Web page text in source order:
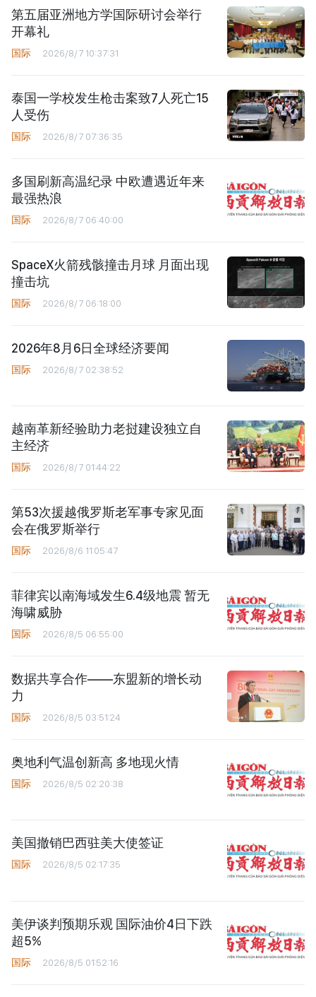
第五届亚洲地方学国际研讨会举行
开幕礼
国际 2026/8/7 10:37:31
泰国一学校发生枪击案致7人死亡15
人受伤
国际 2026/8/7 07:36:35
多国刷新高温纪录 中欧遭遇近年来
最强热浪
国际 2026/8/7 06:40:00
SpaceX火箭残骸撞击月球 月面出现
撞击坑
国际 2026/8/7 06:18:00
2026年8月6日全球经济要闻
国际 2026/8/7 02:38:52
越南革新经验助力老挝建设独立自
主经济
国际 2026/8/7 01:44:22
第53次援越俄罗斯老军事专家见面
会在俄罗斯举行
国际 2026/8/6 11:05:47
菲律宾以南海域发生6.4级地震 暂无
海啸威胁
国际 2026/8/5 06:55:00
数据共享合作——东盟新的增长动
力
国际 2026/8/5 03:51:24
奥地利气温创新高 多地现火情
国际 2026/8/5 02:20:38
美国撤销巴西驻美大使签证
国际 2026/8/5 02:17:35
美伊谈判预期乐观 国际油价4日下跌
超5%
国际 2026/8/5 01:52:16